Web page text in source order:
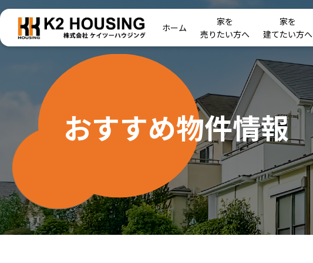
ホーム
家を
売りたい方へ
家を
建てたい方へ
おすすめ物件情報